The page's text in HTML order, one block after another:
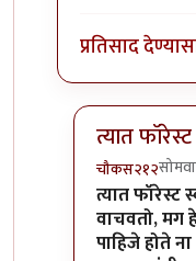
प्रतिसाद
त्यात
चौकस२१२
In reply to
त्यात फॉरेस्ट
वाचवतो, मग
पाहिजे होते